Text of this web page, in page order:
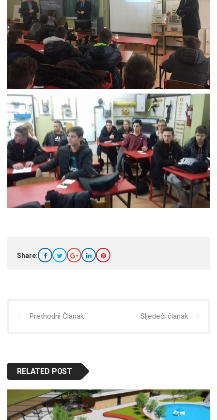
Share:
Prethodni Članak Sljedeći članak
RELATED POST